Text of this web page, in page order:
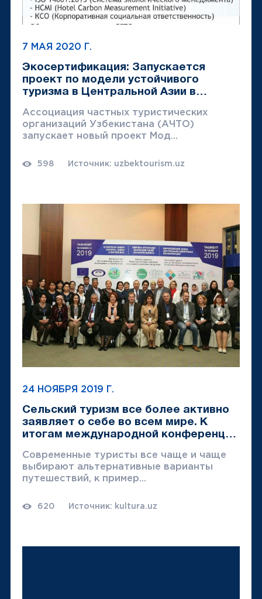
7 МАЯ 2020 Г.
Экосертификация: Запускается
проект по модели устойчивого
туризма в Центральной Азии в
Ассоциация частных туристических
организаций Узбекистана (АЧТО)
запускает новый проект Мод...
598 Источник: uzbektourism.uz
24 НОЯБРЯ 2019 Г.
Сельский туризм все более активно
заявляет о себе во всем мире. К
итогам международной конференции
Современные туристы все чаще и чаще
выбирают альтернативные варианты
путешествий, к пример...
620 Источник: kultura.uz